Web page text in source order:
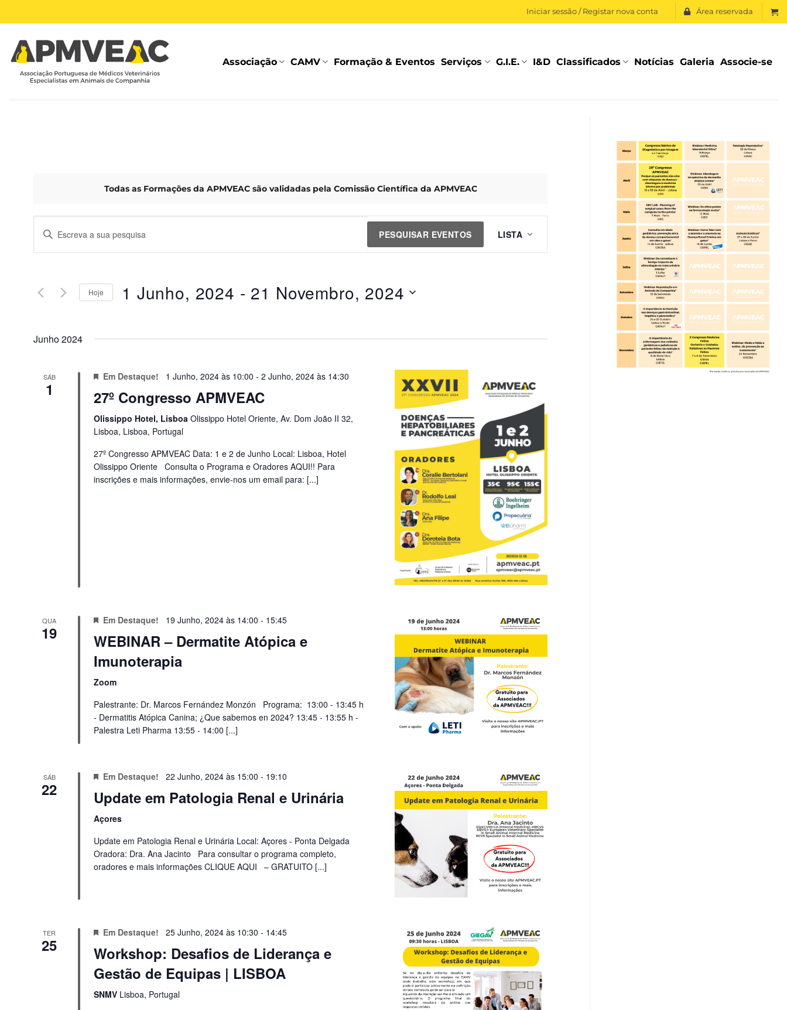
to
Iniciar sessão / Registar nova conta Área reservada
Associação CAMV Formação & Eventos Serviços G.I.E. I&D Classificados Notícias Galeria Associe-se
Todas as Formações da APMVEAC são validadas pela Comissão Científica da APMVEAC
Eventos
Search
Views
Navigation
Enter
Keyword.
Search
by
PESQUISAR EVENTOS LISTA
Hoje 1 Junho, 2024 - 21 Novembro, 2024
Junho 2024
SÁB
1
Em Destaque! 1 Junho, 2024 às 10:00 - 2 Junho, 2024 às 14:30
27º Congresso APMVEAC
Olissippo Hotel, Lisboa Olissippo Hotel Oriente, Av. Dom João II 32,
Lisboa, Lisboa, Portugal
27º Congresso APMVEAC Data: 1 e 2 de Junho Local: Lisboa, Hotel
Olissippo Oriente Consulta o Programa e Oradores AQUI!! Para
inscrições e mais informações, envie-nos um email para: [...]
QUA
19
Em Destaque! 19 Junho, 2024 às 14:00 - 15:45
WEBINAR – Dermatite Atópica e
Imunoterapia
Zoom
Palestrante: Dr. Marcos Fernández Monzón Programa: 13:00 - 13:45 h
- Dermatitis Atópica Canina; ¿Que sabemos en 2024? 13:45 - 13:55 h -
Palestra Leti Pharma 13:55 - 14:00 [...]
SÁB
22
Em Destaque! 22 Junho, 2024 às 15:00 - 19:10
Update em Patologia Renal e Urinária
Açores
Update em Patologia Renal e Urinária Local: Açores - Ponta Delgada
Oradora: Dra. Ana Jacinto Para consultar o programa completo,
oradores e mais informações CLIQUE AQUI – GRATUITO [...]
TER
25
Em Destaque! 25 Junho, 2024 às 10:30 - 14:45
Workshop: Desafios de Liderança e
Gestão de Equipas | LISBOA
SNMV Lisboa, Portugal